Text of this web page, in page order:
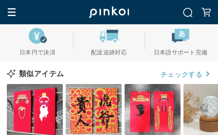
日本円で決済 配送追跡対応 日本語サポート完備
類似アイテム チェックする